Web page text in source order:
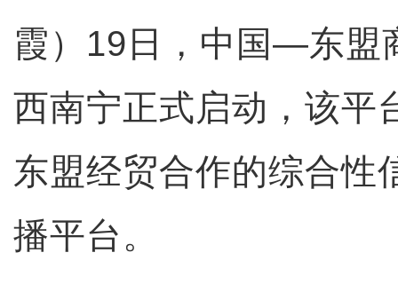
霞）19日，中国—东盟
西南宁正式启动，该平
东盟经贸合作的综合性
播平台。